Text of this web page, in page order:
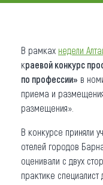
О регионе
Коллекция
Другие рубрики
В рамках недели
краевой конкурс
по профессии» в
приема и
размещения».
В конкурсе приняли
отелей городов
оценивали с двух
практике